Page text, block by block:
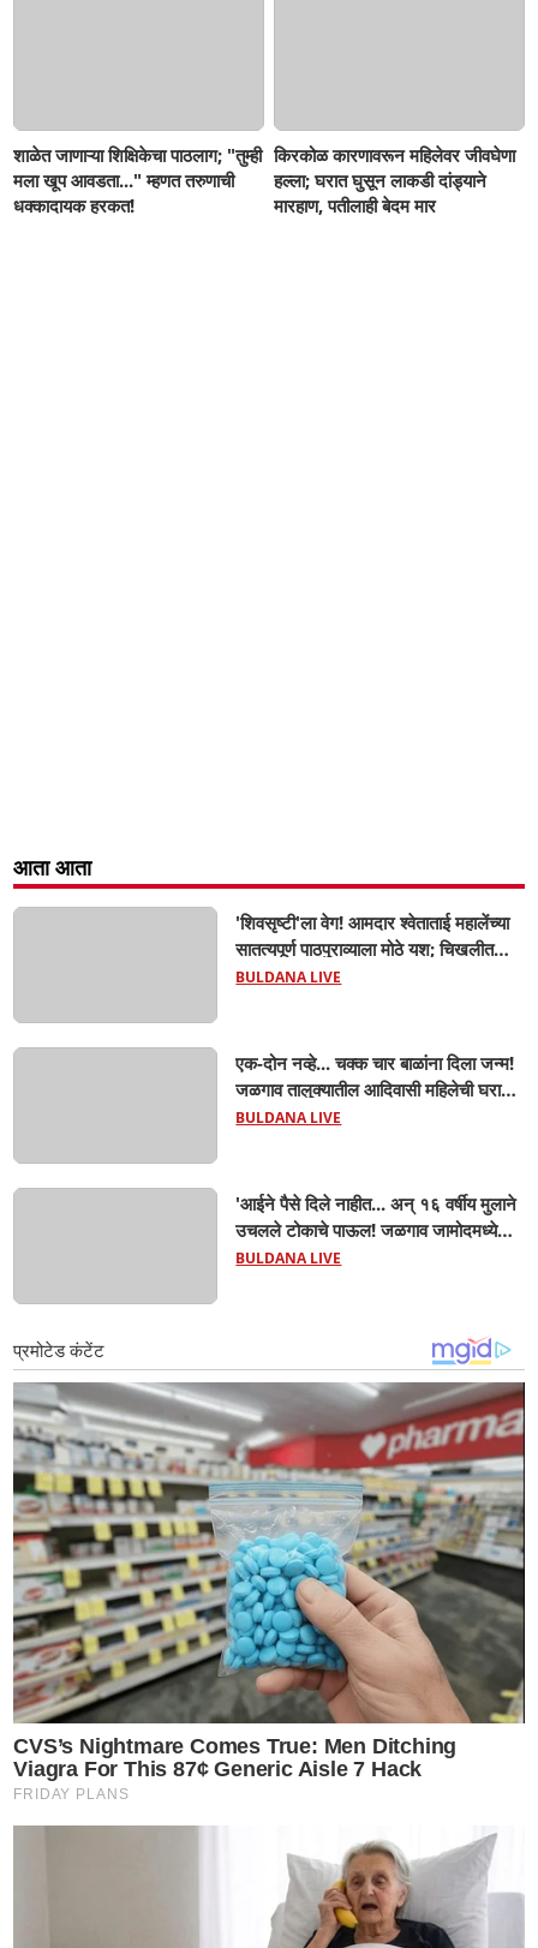
शाळेत जाणाऱ्या शिक्षिकेचा पाठलाग; "तुम्ही
मला खूप आवडता..." म्हणत तरुणाची
धक्कादायक हरकत!
किरकोळ कारणावरून महिलेवर जीवघेणा
हल्ला; घरात घुसून लाकडी दांड्याने
मारहाण, पतीलाही बेदम मार
आता आता
'शिवसृष्टी'ला वेग! आमदार श्वेताताई महालेंच्या
सातत्यपूर्ण पाठपुराव्याला मोठे यश; चिखलीत
साकारणार ६५ कोटींचा भव्य 'छत्रपती शिवाजी
BULDANA LIVE
एक-दोन नव्हे... चक्क चार बाळांना दिला जन्म!
जळगाव तालुक्यातील आदिवासी महिलेची घरातच
प्रसूती; आता झाली ७ लेकरांची माय ! वैद्यकीय
BULDANA LIVE
'आईने पैसे दिले नाहीत... अन् १६ वर्षीय मुलाने
उचलले टोकाचे पाऊल! जळगाव जामोदमध्ये
खळबळ'! मुलांमधली सहनशीलता संपली काय?
BULDANA LIVE